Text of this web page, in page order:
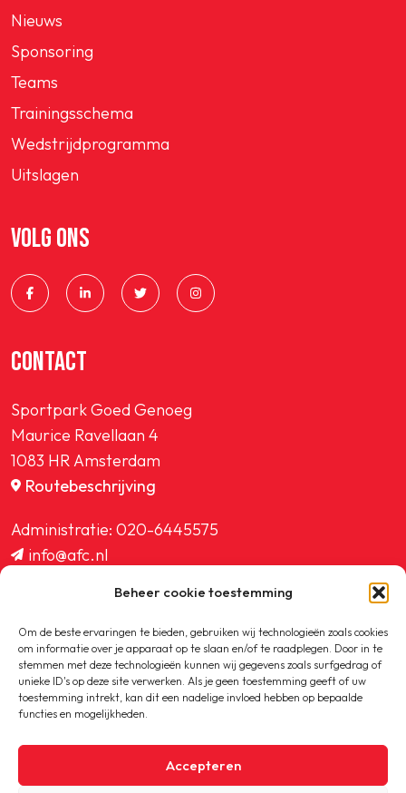
Beheer cookie toestemming
Om de beste ervaringen te bieden, gebruiken wij technologieën zoals cookies
om informatie over je apparaat op te slaan en/of te raadplegen. Door in te
stemmen met deze technologieën kunnen wij gegevens zoals surfgedrag of
unieke ID's op deze site verwerken. Als je geen toestemming geeft of uw
toestemming intrekt, kan dit een nadelige invloed hebben op bepaalde
functies en mogelijkheden.
Accepteren
Nieuws
Sponsoring
Teams
Trainingsschema
Wedstrijdprogramma
Uitslagen
VOLG ONS
CONTACT
Sportpark Goed Genoeg
Maurice Ravellaan 4
1083 HR Amsterdam
Routebeschrijving
Administratie: 020-6445575
info@afc.nl
ledenadministratie@afc.nl
Copyright © 2020-2026 AFC